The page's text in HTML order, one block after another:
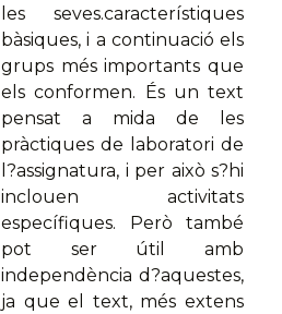
les seves.característiques
bàsiques, i a continuació els
grups més importants que
els conformen. És un text
pensat a mida de les
pràctiques de laboratori de
l?assignatura, i per això s?hi
inclouen activitats
específiques. Però també
pot ser útil amb
independència d?aquestes,
ja que el text, més extens